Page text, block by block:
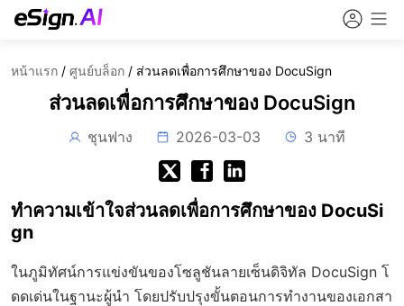
หน้าแรก / ศูนย์บล็อก / ส่วนลดเพื่อการศึกษาของ DocuSign
ส่วนลดเพื่อการศึกษาของ DocuSign
ชุนฟาง 2026-03-03 3 นาที
ทำความเข้าใจส่วนลดเพื่อการศึกษาของ DocuSi
gn
ในภูมิทัศน์การแข่งขันของโซลูชันลายเซ็นดิจิทัล DocuSign โ
ดดเด่นในฐานะผู้นำ โดยปรับปรุงขั้นตอนการทำงานของเอกสา